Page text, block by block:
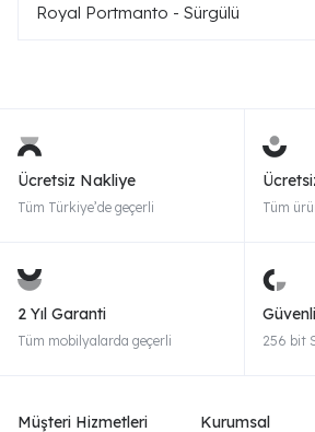
Royal Portmanto - Sürgülü
Ücretsiz Nakliye
Tüm Türkiye’de geçerli Tüm
2 Yıl Garanti
Tüm mobilyalarda geçerli 256 bit
Müşteri Hizmetleri Kurumsal